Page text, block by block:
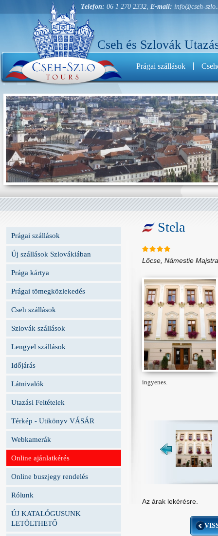
Telefon: 06 1 270 2332, E-mail: info@cseh-
Cseh és Szlovák
Prágai szállások
Prágai szállások
Új szállások Szlovákiában
Prága kártya
Prágai tömegközlekedés
Cseh szállások
Szlovák szállások
Lengyel szállások
Időjárás
Látnivalók
Utazási Feltételek
Térkép - Utikönyv VÁSÁR
Webkamerák
Online ajánlatkérés
Online buszjegy rendelés
Rólunk
ÚJ KATALÓGUSUNK
LETÖLTHETŐ
Stela
Lőcse, Námestie
ingyenes.
Az árak lekérésre.